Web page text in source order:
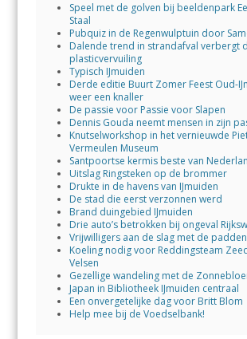
Speel met de golven bij beeldenpark
Staal
Pubquiz in de Regenwulptuin door
Dalende trend in strandafval verbergt
plasticvervuiling
Typisch IJmuiden
Derde editie Buurt Zomer Feest Oud-
weer een knaller
De passie voor Passie voor Slapen
Dennis Gouda neemt mensen in zijn
Knutselworkshop in het vernieuwde
Vermeulen Museum
Santpoortse kermis beste van
Uitslag Ringsteken op de brommer
Drukte in de havens van IJmuiden
De stad die eerst verzonnen werd
Brand duingebied IJmuiden
Drie auto’s betrokken bij ongeval
Vrijwilligers aan de slag met de
Koeling nodig voor Reddingsteam
Velsen
Gezellige wandeling met de
Japan in Bibliotheek IJmuiden centraal
Een onvergetelijke dag voor Britt Blom
Help mee bij de Voedselbank!